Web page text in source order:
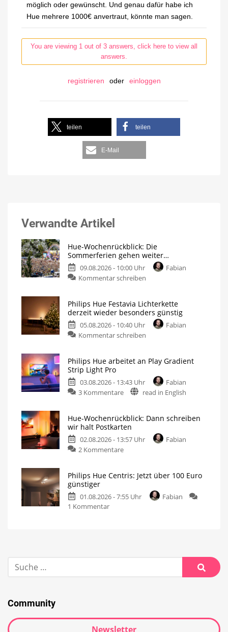
möglich oder gewünscht. Und genau dafür habe ich
Hue mehrere 1000€ anvertraut, könnte man sagen.
You are viewing 1 out of 3 answers, click here to view all
answers.
registrieren oder einloggen
teilen teilen
E-Mail
Verwandte Artikel
Hue-Wochenrückblick: Die
Sommerferien gehen weiter…
09.08.2026 - 10:00 Uhr
Fabian
Kommentar schreiben
Philips Hue Festavia Lichterkette
derzeit wieder besonders günstig
05.08.2026 - 10:40 Uhr
Fabian
Kommentar schreiben
Philips Hue arbeitet an Play Gradient
Strip Light Pro
03.08.2026 - 13:43 Uhr
Fabian
3 Kommentare
read in English
Hue-Wochenrückblick: Dann schreiben
wir halt Postkarten
02.08.2026 - 13:57 Uhr
Fabian
2 Kommentare
Philips Hue Centris: Jetzt über 100 Euro
günstiger
01.08.2026 - 7:55 Uhr
Fabian
1 Kommentar
Community
Newsletter